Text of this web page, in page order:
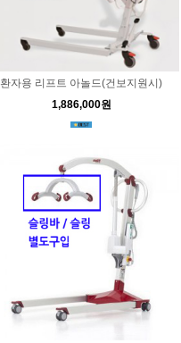
환자용 리프트 아놀드(건보지원시)
1,886,000원